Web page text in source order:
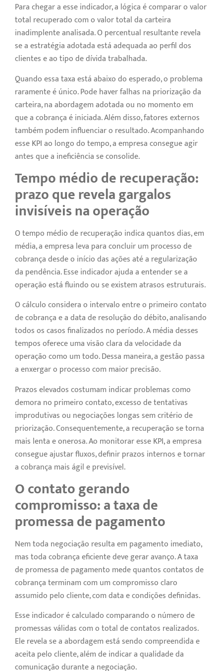
Para chegar a esse indicador, a lógica é comparar o valor
total recuperado com o valor total da carteira
inadimplente analisada. O percentual resultante revela
se a estratégia adotada está adequada ao perfil dos
clientes e ao tipo de dívida trabalhada.
Quando essa taxa está abaixo do esperado, o problema
raramente é único. Pode haver falhas na priorização da
carteira, na abordagem adotada ou no momento em
que a cobrança é iniciada. Além disso, fatores externos
também podem influenciar o resultado. Acompanhando
esse KPI ao longo do tempo, a empresa consegue agir
antes que a ineficiência se consolide.
Tempo médio de recuperação:
prazo que revela gargalos
invisíveis na operação
O tempo médio de recuperação indica quantos dias, em
média, a empresa leva para concluir um processo de
cobrança desde o início das ações até a regularização
da pendência. Esse indicador ajuda a entender se a
operação está fluindo ou se existem atrasos estruturais.
O cálculo considera o intervalo entre o primeiro contato
de cobrança e a data de resolução do débito, analisando
todos os casos finalizados no período. A média desses
tempos oferece uma visão clara da velocidade da
operação como um todo. Dessa maneira, a gestão passa
a enxergar o processo com maior precisão.
Prazos elevados costumam indicar problemas como
demora no primeiro contato, excesso de tentativas
improdutivas ou negociações longas sem critério de
priorização. Consequentemente, a recuperação se torna
mais lenta e onerosa. Ao monitorar esse KPI, a empresa
consegue ajustar fluxos, definir prazos internos e tornar
a cobrança mais ágil e previsível.
O contato gerando
compromisso: a taxa de
promessa de pagamento
Nem toda negociação resulta em pagamento imediato,
mas toda cobrança eficiente deve gerar avanço. A taxa
de promessa de pagamento mede quantos contatos de
cobrança terminam com um compromisso claro
assumido pelo cliente, com data e condições definidas.
Esse indicador é calculado comparando o número de
promessas válidas com o total de contatos realizados.
Ele revela se a abordagem está sendo compreendida e
aceita pelo cliente, além de indicar a qualidade da
comunicação durante a negociação.